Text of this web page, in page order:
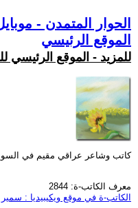
الحوار المتمدن -
الموقع الرئيسي
للمزيد - الموقع الرئيسي
كاتب وشاعر عراقي مقيم في
معرف الكاتب-ة: 2844
الكاتب-ة في موقع ويكيبيديا :